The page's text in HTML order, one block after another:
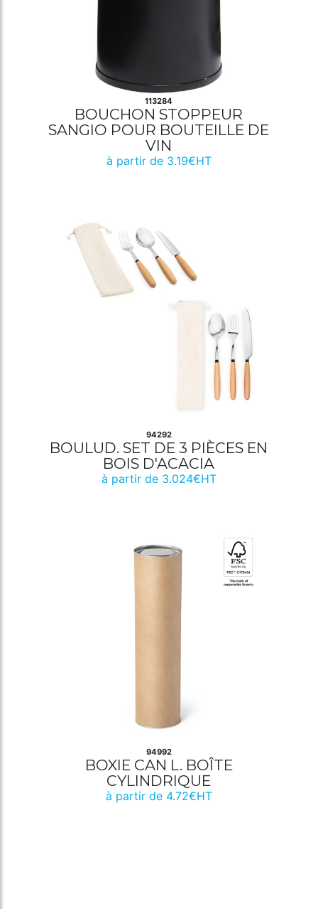
113284
BOUCHON STOPPEUR
SANGIO POUR BOUTEILLE DE
VIN
à partir de 3.19€HT
94292
BOULUD. SET DE 3 PIÈCES EN
BOIS D'ACACIA
à partir de 3.024€HT
94992
BOXIE CAN L. BOÎTE
CYLINDRIQUE
à partir de 4.72€HT